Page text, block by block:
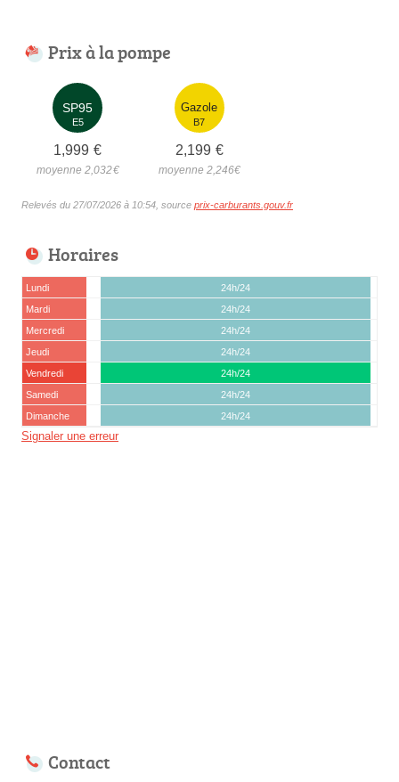
Prix à la pompe
SP95
E5
1,999 €
moyenne 2,032€
Gazole
B7
2,199 €
moyenne 2,246€
Relevés du 27/07/2026 à 10:54, source prix-carburants.gouv.fr
Horaires
Lundi
24h/24
Mardi
24h/24
Mercredi
24h/24
Jeudi
24h/24
Vendredi
24h/24
Samedi
24h/24
Dimanche
24h/24
Signaler une erreur
Contact